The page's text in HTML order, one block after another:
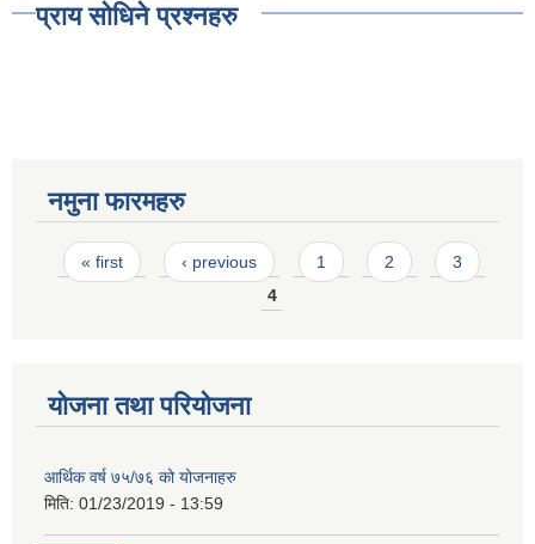
प्राय सोधिने प्रश्नहरु
नमुना फारमहरु
Pages
« first ‹ previous 1 2
3
4
योजना तथा परियोजना
आर्थिक वर्ष ७५/७६ को योजनाहरु
मिति: 01/23/2019 - 13:59